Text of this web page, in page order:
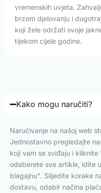
vremenskih uvjeta.
brzom djelovanju i
koji žele održati svoje
tijekom cijele godine.
Kako mogu naručiti?
Naručivanje na našoj web
Jednostavno pregledajte
koji vam se sviđaju i
odaberete sve artikle, idite
blagajnu". Slijedite korake
dostavu, odabir načina